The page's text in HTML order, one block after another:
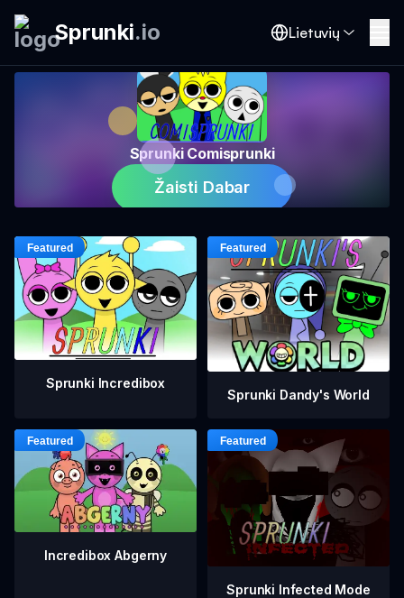
Sprunki.io Lietuvių
Sprunki Comisprunki
Žaisti Dabar
Sprunki Incredibox
Sprunki Dandy's World
Incredibox Abgerny
Sprunki Infected Mode